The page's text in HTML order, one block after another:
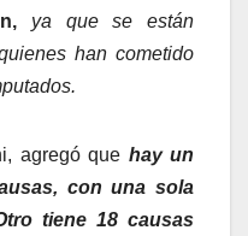
ya que se están
han cometido
agregó que hay un
con una sola
tiene 18 causas